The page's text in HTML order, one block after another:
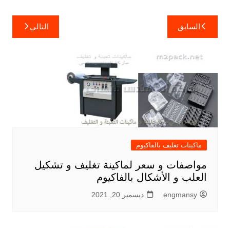
تصفّح
المقالات
السابق التالي
ماكينات تغليف بالفاكيوم
مواصفات و سعر لماكينة تغليف و تشكيل
العلب و الأشكال بالفاكيوم
engmansy ديسمبر 20, 2021